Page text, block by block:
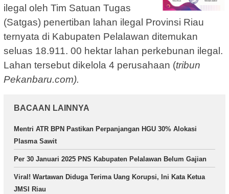
ilegal oleh Tim Satuan Tugas
(Satgas) penertiban lahan ilegal Provinsi Riau
ternyata di Kabupaten Pelalawan ditemukan
seluas 18.911. 00 hektar lahan perkebunan ilegal.
Lahan tersebut dikelola 4 perusahaan (tribun
Pekanbaru.com).
BACAAN LAINNYA
Mentri ATR BPN Pastikan Perpanjangan HGU 30% Alokasi
Plasma Sawit
Per 30 Januari 2025 PNS Kabupaten Pelalawan Belum Gajian
Viral! Wartawan Diduga Terima Uang Korupsi, Ini Kata Ketua
JMSI Riau